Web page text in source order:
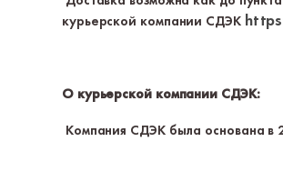
курьерской компании СДЭК
О курьерской компании СДЭК:
Компания СДЭК была основана в